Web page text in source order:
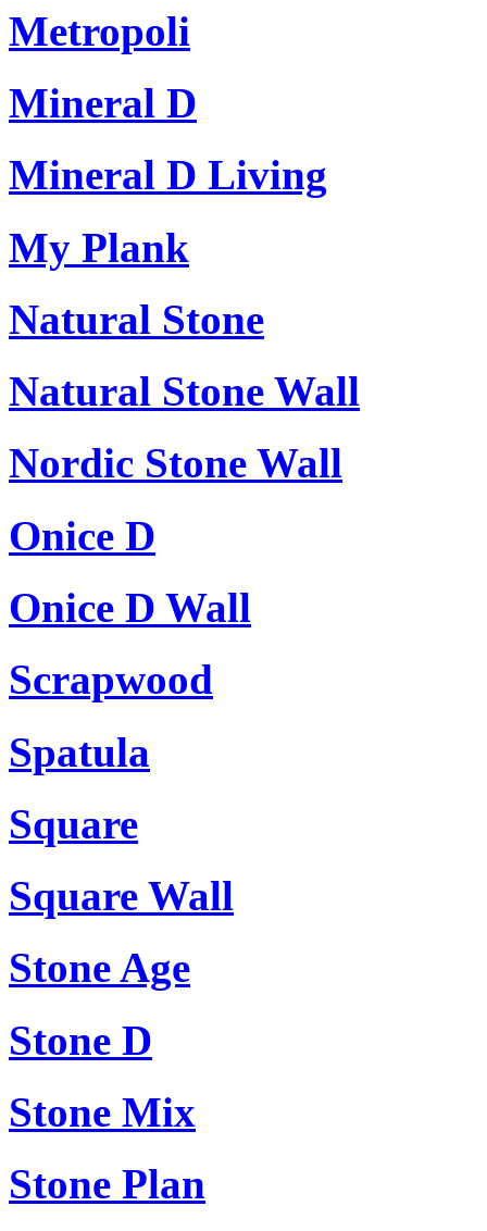
Metropoli
Mineral D
Mineral D Living
My Plank
Natural Stone
Natural Stone Wall
Nordic Stone Wall
Onice D
Onice D Wall
Scrapwood
Spatula
Square
Square Wall
Stone Age
Stone D
Stone Mix
Stone Plan